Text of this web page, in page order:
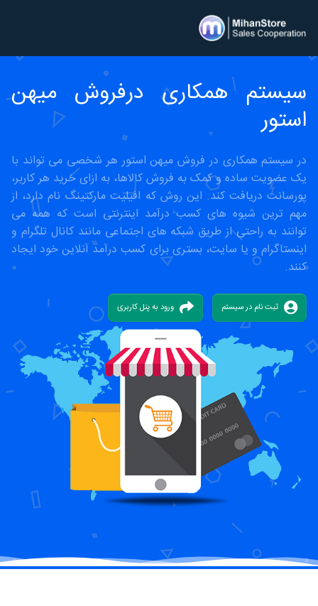
سیستم همکاری درفروش میهن
استور
در سیستم همکاری در فروش میهن استور هر شخصی می تواند با
یک عضویت ساده و کمک به فروش کالاها، به ازای خرید هر کاربر،
پورسانت دریافت کند. این روش که افیلیت مارکتینگ نام دارد، از
مهم ترین شیوه های کسب درآمد اینترنتی است که همه می
توانند به راحتی از طریق شبکه های اجتماعی مانند کانال تلگرام و
اینستاگرام و یا سایت، بستری برای کسب درآمد آنلاین خود ایجاد
کنند.
ثبت نام در سیستم ورود به پنل کاربری